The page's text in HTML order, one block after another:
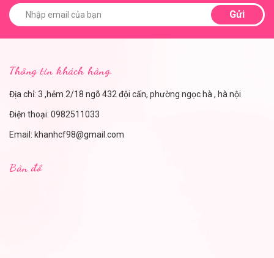
Gửi
Thông tin khách hàng.
Địa chỉ: 3 ,hẻm 2/18 ngõ 432 đội cấn, phường ngọc hà , hà nội
Điện thoại: 0982511033
Email: khanhcf98@gmail.com
Bản đồ